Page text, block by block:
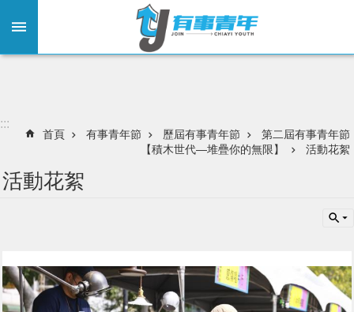
:::
首頁 有事青年節 歷屆有事青年節
第二屆有事青年節
【積木世代—堆疊你的無限】
活動花絮
活動花絮